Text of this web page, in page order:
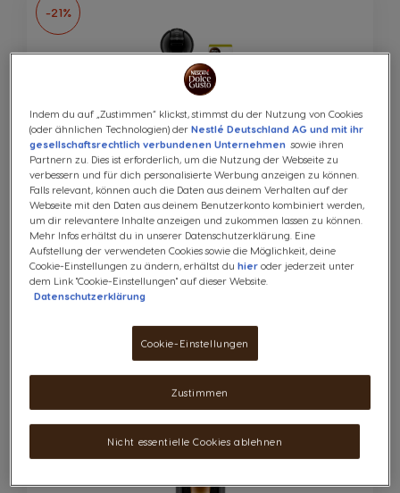
-21%
Mini Me Schwarz/Anthrazit von Krups®
Bundle
Regular Price
88,86 €
69,98 €
Zunahme
Indem du auf „Zustimmen“ klickst, stimmst du der Nutzung von Cookies
(oder ähnlichen Technologien) derNestlé Deutschland AG und mit ihr
gesellschaftsrechtlich verbundenen Unternehmen sowie ihren
Partnern zu. Dies ist erforderlich, um die Nutzung der Webseite zu
verbessern und für dich personalisierte Werbung anzeigen zu können.
Falls relevant, können auch die Daten aus deinem Verhalten auf der
Webseite mit den Daten aus deinem Benutzerkonto kombiniert werden,
um dir relevantere Inhalte anzeigen und zukommen lassen zu können.
Mehr Infos erhältst du in unserer Datenschutzerklärung. Eine
Aufstellung der verwendeten Cookies sowie die Möglichkeit, deine
Cookie-Einstellungen zu ändern, erhältst duhier oder jederzeit unter
dem Link "Cookie-Einstellungen" auf dieser Website.
Datenschutzerklärung
Cookie-Einstellungen
Nicht essentielle Cookies ablehnen
Zustimmen